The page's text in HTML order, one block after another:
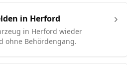
in Herford
in Herford wieder
ohne Behördengang.